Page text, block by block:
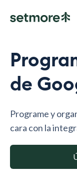
de
Programe y
cara con la